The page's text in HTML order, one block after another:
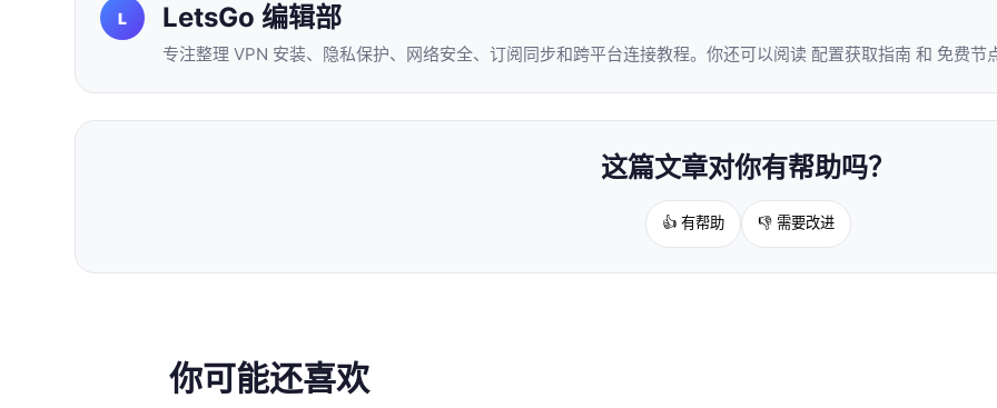
L LetsGo 编辑部
专注整理 VPN 安装、隐私保护、网络安全、订阅同步和跨平台连接教程。你还可以阅读 配置获取指南 和 免费节
这篇文章对你有帮助吗？
👍 有帮助 👎 需要改进
你可能还喜欢